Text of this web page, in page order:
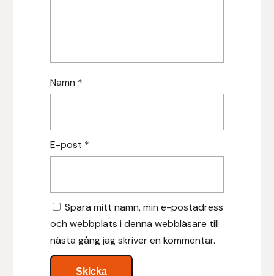
Namn *
E-post *
Spara mitt namn, min e-postadress
och webbplats i denna webbläsare till
nästa gång jag skriver en kommentar.
Källquist Equestrian
Kidka of Iceland
Ky Rotary Bit